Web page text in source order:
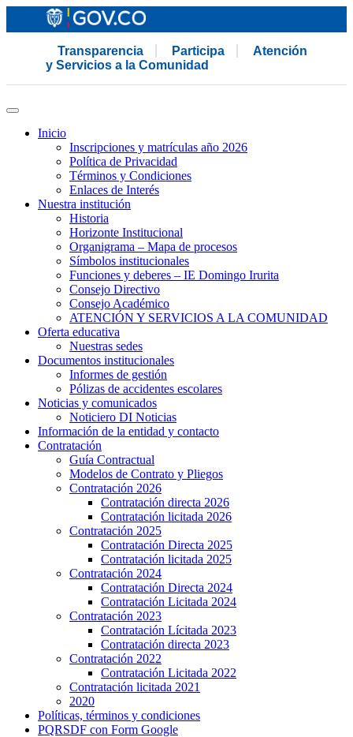
Transparencia Participa
Atención
y Servicios a la Comunidad
Inicio
Inscripciones y matrículas año 2026
Política de Privacidad
Términos y Condiciones
Enlaces de Interés
Nuestra institución
Historia
Horizonte Institucional
Organigrama – Mapa de procesos
Símbolos institucionales
Funciones y deberes – IE Domingo Irurita
Consejo Directivo
Consejo Académico
ATENCIÓN Y SERVICIOS A LA COMUNIDAD
Oferta educativa
Nuestras sedes
Documentos institucionales
Informes de gestión
Pólizas de accidentes escolares
Noticias y comunicados
Noticiero DI Noticias
Información de la entidad y contacto
Contratación
Guía Contractual
Modelos de Contrato y Pliegos
Contratación 2026
Contratación directa 2026
Contratación licitada 2026
Contratación 2025
Contratación Directa 2025
Contratación licitada 2025
Contratación 2024
Contratación Directa 2024
Contratación Licitada 2024
Contratación 2023
Contratación Lícitada 2023
Contratación directa 2023
Contratación 2022
Contratación Licitada 2022
Contratación licitada 2021
2020
Políticas, términos y condiciones
PQRSDF con Form Google